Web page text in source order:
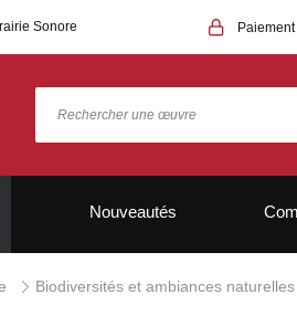
Sonore
Nouveautés
Biodiversités et ambiances naturelles